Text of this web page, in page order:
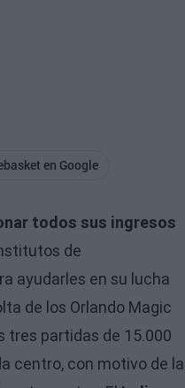
en Google
todos sus ingresos
de
ayudarles en su lucha
de los Orlando Magic
tres partidas de 15.000
centro, con motivo de la